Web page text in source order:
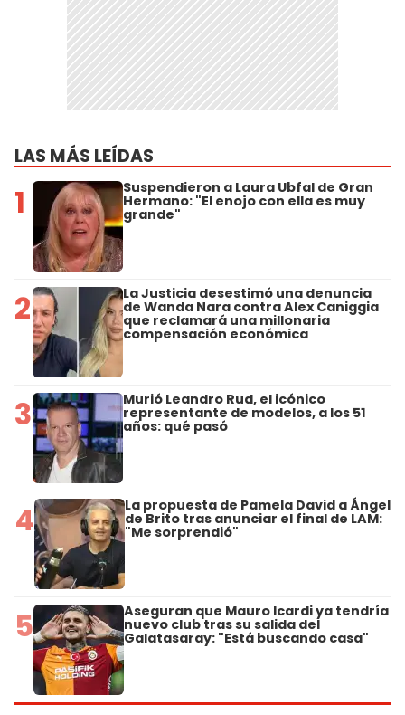
LAS MÁS LEÍDAS
1 Suspendieron a Laura Ubfal de Gran
Hermano: "El enojo con ella es muy
grande"
2 La Justicia desestimó una denuncia
de Wanda Nara contra Alex Caniggia
que reclamará una millonaria
compensación económica
3 Murió Leandro Rud, el icónico
representante de modelos, a los 51
años: qué pasó
4 La propuesta de Pamela David a Ángel
de Brito tras anunciar el final de LAM:
"Me sorprendió"
5 Aseguran que Mauro Icardi ya tendría
nuevo club tras su salida del
Galatasaray: "Está buscando casa"